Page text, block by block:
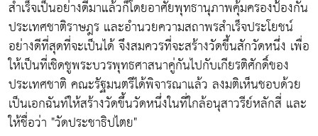
สำเร็จเป็นอย่างดีมาแล้วก็โดยอาศัยพุทธานุภาพคุ้มครองป้องกัน
ประเทศชาติราษฎร และอำนวยความสถาพรสำเร็จประโยชน์
อย่างดีที่สุดที่จะเป็นได้ จึงสมควรที่จะสร้างวัดขึ้นสักวัดหนึ่ง เพื่อ
ให้เป็นที่เชิดชูพระบวรพุทธศาสนาคู่กันไปกับเกียรติศักดิ์ของ
ประเทศชาติ คณะรัฐมนตรีได้พิจารณาแล้ว ลงมติเห็นชอบด้วย
เป็นเอกฉันท์ให้สร้างวัดขึ้นวัดหนึ่งในที่ใกล้อนุสาวรีย์หลักสี่ และ
ให้ชื่อว่า "วัดประชาธิปไตย"